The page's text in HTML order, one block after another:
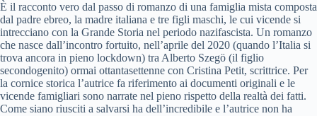
È il racconto vero dal passo di romanzo di una famiglia mista composta
dal padre ebreo, la madre italiana e tre figli maschi, le cui vicende si
intrecciano con la Grande Storia nel periodo nazifascista. Un romanzo
che nasce dall’incontro fortuito, nell’aprile del 2020 (quando l’Italia si
trova ancora in pieno lockdown) tra Alberto Szegö (il figlio
secondogenito) ormai ottantasettenne con Cristina Petit, scrittrice. Per
la cornice storica l’autrice fa riferimento ai documenti originali e le
vicende famigliari sono narrate nel pieno rispetto della realtà dei fatti.
Come siano riusciti a salvarsi ha dell’incredibile e l’autrice non ha